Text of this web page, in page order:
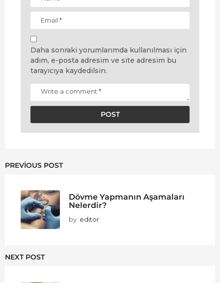
Daha sonraki yorumlarımda kullanılması için
adım, e-posta adresim ve site adresim bu
tarayıcıya kaydedilsin.
PREVIOUS POST
Dövme Yapmanın Aşamaları
Nelerdir?
by editor
NEXT POST